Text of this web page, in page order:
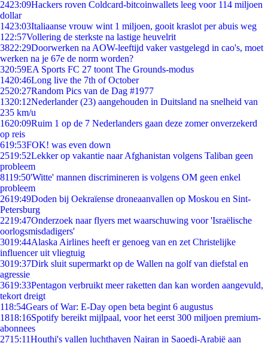
2423:09Hackers roven Coldcard-bitcoinwallets leeg voor 114 miljoen
dollar
1423:03Italiaanse vrouw wint 1 miljoen, gooit kraslot per abuis weg
1 22:57Vollering de sterkste na lastige heuvelrit
3822:29Doorwerken na AOW-leeftijd vaker vastgelegd in cao's, moet
werken na je 67e de norm worden?
320:59EA Sports FC 27 toont The Grounds-modus
1420:46Long live the 7th of October
2520:27Random Pics van de Dag #1977
1320:12Nederlander (23) aangehouden in Duitsland na snelheid van
235 km/u
1620:09Ruim 1 op de 7 Nederlanders gaan deze zomer onverzekerd
op reis
619:53FOK! was even down
2519:52Lekker op vakantie naar Afghanistan volgens Taliban geen
probleem
8119:50'Witte' mannen discrimineren is volgens OM geen enkel
probleem
2619:49Doden bij Oekraïense droneaanvallen op Moskou en Sint-
Petersburg
2219:47Onderzoek naar flyers met waarschuwing voor 'Israëlische
oorlogsmisdadigers'
3019:44Alaska Airlines heeft er genoeg van en zet Christelijke
influencer uit vliegtuig
3019:37Dirk sluit supermarkt op de Wallen na golf van diefstal en
agressie
3619:33Pentagon verbruikt meer raketten dan kan worden aangevuld,
tekort dreigt
118:54Gears of War: E-Day open beta begint 6 augustus
1818:16Spotify bereikt mijlpaal, voor het eerst 300 miljoen premium-
abonnees
2715:11Houthi's vallen luchthaven Najran in Saoedi-Arabië aan